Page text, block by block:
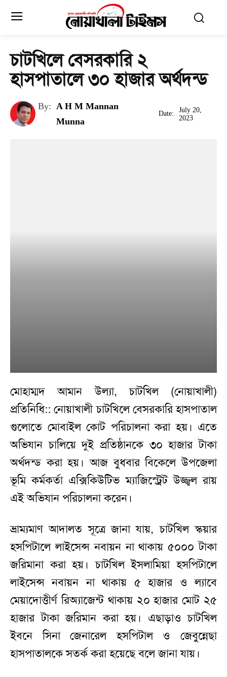
চাটখিলে বেসরকারি ২
হাসপাতালে ৩০ হাজার অর্থদন্ড
By: A H M Mannan
Munna
Date:
July 20,
2023
মোহাম্মদ আমান উল্যা, চাটখিল (নোয়াখালী)
প্রতিনিধি:: নোয়াখালী চাটখিলে বেসরকারি হাসপাতাল
গুলোতে মোবাইল কোট পরিচালনা করা হয়। এতে
অভিযান চালিয়ে দুই প্রতিষ্ঠানকে ৩০ হাজার টাকা
অর্থদন্ড করা হয়। আজ বুধবার বিকেলে উপজেলা
ভূমি কর্মকর্তা এক্সিকিউটিভ ম্যাজিস্ট্রেট উজ্জ্বল রায়
এই অভিযান পরিচালনা করেন।
ভ্রাম্যমাণ আদালত সূত্রে জানা যায়, চাটখিল স্কয়ার
হসপিটালে লাইসেন্স নবায়ন না থাকায় ৫০০০ টাকা
জরিমানা করা হয়। চাটখিল ইসলামিয়া হসপিটালে
লাইসেন্স নবায়ন না থাকায় ৫ হাজার ও ল্যাবে
মেয়াদোত্তীর্ণ রিঅ্যাজেন্ট থাকায় ২০ হাজার মোট ২৫
হাজার টাকা জরিমান করা হয়। এছাড়াও চাটখিল
ইবনে সিনা জেনারেল হসপিটাল ও জেবুন্নেছা
হাসপাতালকে সতর্ক করা হয়েছে বলে জানা যায়।